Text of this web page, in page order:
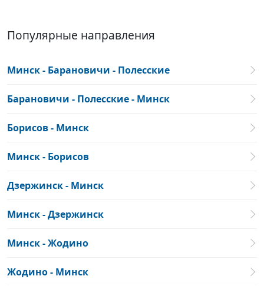
Популярные направления
Минск - Барановичи - Полесские
Барановичи - Полесские - Минск
Борисов - Минск
Минск - Борисов
Дзержинск - Минск
Минск - Дзержинск
Минск - Жодино
Жодино - Минск